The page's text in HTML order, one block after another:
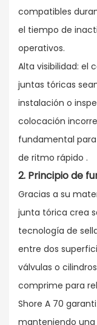
compatibles
el tiempo de
operativos.
Alta visibilidad: el
juntas tóricas
instalación o
colocación
fundamental
de ritmo rápido .
2. Principiode
Gracias a su
junta tórica crea
tecnología de
entre dos
válvulas o
comprime para
Shore A 70
manteniendo